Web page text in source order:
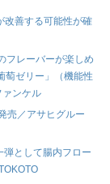
改善する可能性が確
フレーバーが楽しめ
萄ゼリー」（機能性
ンケル
売／アサヒグルー
として腸内フロー